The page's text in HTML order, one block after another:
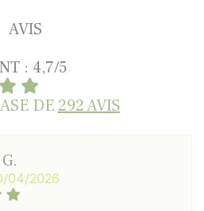
AVIS
: 4,7/5
DE292 AVIS
04/2026